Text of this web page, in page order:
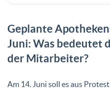
Geplante
Juni: Was bedeutet
der Mitarbeiter?
Am 14. Juni soll es aus